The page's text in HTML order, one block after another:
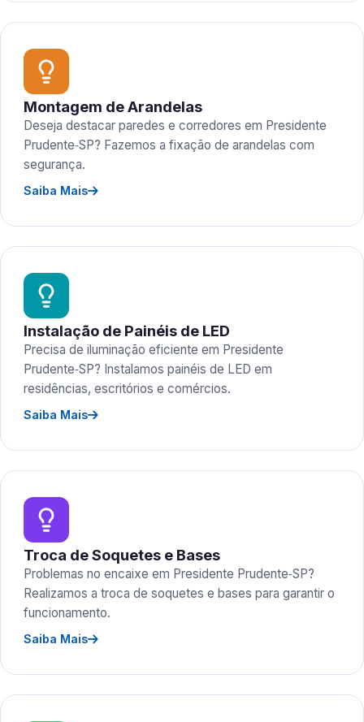
Montagem de Arandelas
Deseja destacar paredes e corredores em Presidente
Prudente‑SP? Fazemos a fixação de arandelas com
segurança.
Saiba Mais
Instalação de Painéis de LED
Precisa de iluminação eficiente em Presidente
Prudente‑SP? Instalamos painéis de LED em
residências, escritórios e comércios.
Saiba Mais
Troca de Soquetes e Bases
Problemas no encaixe em Presidente Prudente‑SP?
Realizamos a troca de soquetes e bases para garantir o
funcionamento.
Saiba Mais